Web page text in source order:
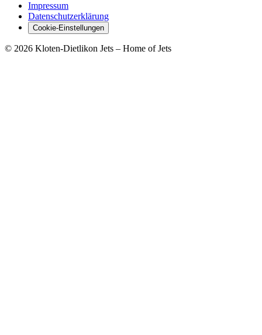
Impressum
Datenschutzerklärung
Cookie-Einstellungen
© 2026 Kloten-Dietlikon Jets – Home of Jets